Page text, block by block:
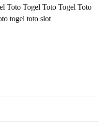
Toto Togel Toto Togel Toto
togel toto slot